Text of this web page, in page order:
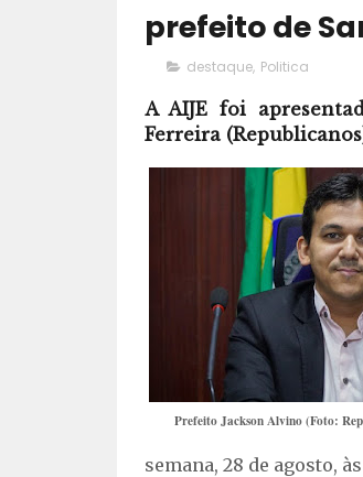
prefeito de
destaque, Politica
A AIJE foi
Ferreira
Prefeito Jackson Alvino (Foto:
semana, 28 de agosto,